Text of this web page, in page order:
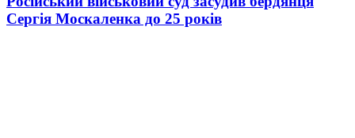
Сергія Москаленка до 25 років